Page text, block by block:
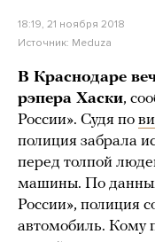
18:19, 21 ноября 2018
Источник: Meduza
В Краснодаре
рэпера Хаски,
России». Судя по
полиция забрала
перед толпой
машины. По
России», полиция
автомобиль. Кому